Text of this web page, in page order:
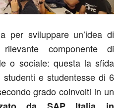
per sviluppare un’idea di
componente di
o sociale: questa la sfida
e studentesse di 6
grado coinvolti in un